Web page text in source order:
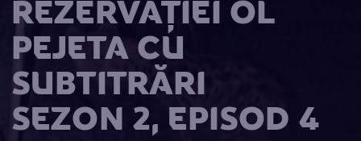
REZERVAŢIEI OL
PEJETA CU
SUBTITRĂRI
SEZON 2, EPISOD 4